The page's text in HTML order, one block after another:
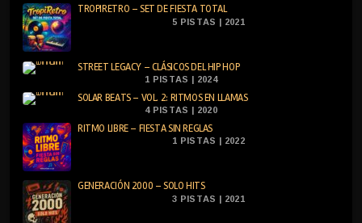
TROPIRETRO – SET DE FIESTA TOTAL
5 PISTAS | 2021
STREET LEGACY – CLÁSICOS DEL HIP HOP
1 PISTAS | 2024
SOLAR BEATS – VOL. 2: RITMOS EN LLAMAS
4 PISTAS | 2020
RITMO LIBRE – FIESTA SIN REGLAS
1 PISTAS | 2022
GENERACIÓN 2000 – SOLO HITS
3 PISTAS | 2021